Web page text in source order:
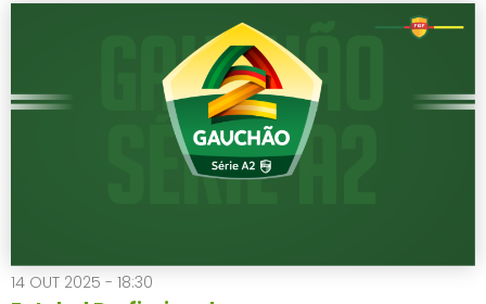
14 OUT 2025 - 18:30